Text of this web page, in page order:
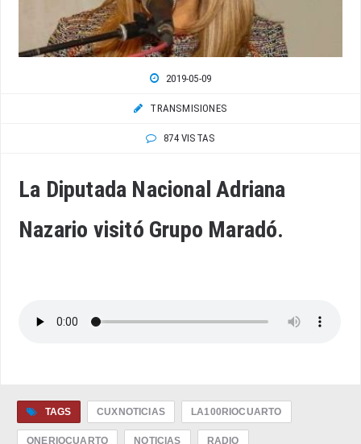
2019-05-09
TRANSMISIONES
874 VISTAS
La Diputada Nacional Adriana
Nazario visitó Grupo Maradó.
TAGS CUXNOTICIAS LA100RIOCUARTO
ONERIOCUARTO NOTICIAS RADIO